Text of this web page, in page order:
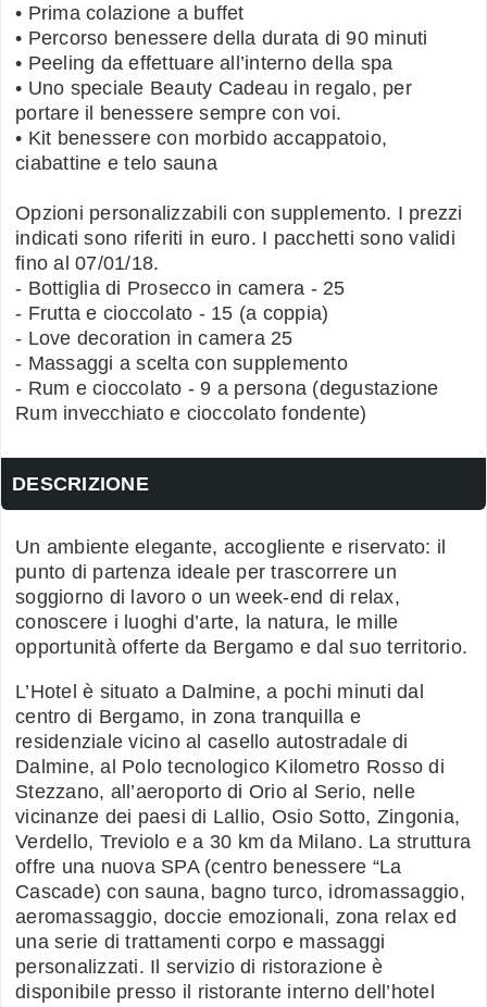
• Prima colazione a buffet
• Percorso benessere della durata di 90 minuti
• Peeling da effettuare all’interno della spa
• Uno speciale Beauty Cadeau in regalo, per
portare il benessere sempre con voi.
• Kit benessere con morbido accappatoio,
ciabattine e telo sauna
Opzioni personalizzabili con supplemento. I prezzi
indicati sono riferiti in euro. I pacchetti sono validi
fino al 07/01/18.
- Bottiglia di Prosecco in camera - 25
- Frutta e cioccolato - 15 (a coppia)
- Love decoration in camera 25
- Massaggi a scelta con supplemento
- Rum e cioccolato - 9 a persona (degustazione
Rum invecchiato e cioccolato fondente)
DESCRIZIONE
Un ambiente elegante, accogliente e riservato: il
punto di partenza ideale per trascorrere un
soggiorno di lavoro o un week-end di relax,
conoscere i luoghi d’arte, la natura, le mille
opportunità offerte da Bergamo e dal suo territorio.
L’Hotel è situato a Dalmine, a pochi minuti dal
centro di Bergamo, in zona tranquilla e
residenziale vicino al casello autostradale di
Dalmine, al Polo tecnologico Kilometro Rosso di
Stezzano, all’aeroporto di Orio al Serio, nelle
vicinanze dei paesi di Lallio, Osio Sotto, Zingonia,
Verdello, Treviolo e a 30 km da Milano. La struttura
offre una nuova SPA (centro benessere “La
Cascade) con sauna, bagno turco, idromassaggio,
aeromassaggio, doccie emozionali, zona relax ed
una serie di trattamenti corpo e massaggi
personalizzati. Il servizio di ristorazione è
disponibile presso il ristorante interno dell’hotel